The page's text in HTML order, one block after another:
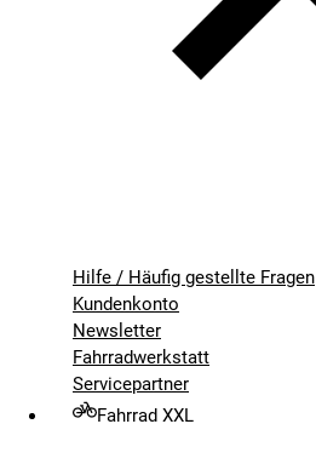
Hilfe / Häufig gestellte Fragen
Kundenkonto
Newsletter
Fahrradwerkstatt
Servicepartner
Fahrrad XXL